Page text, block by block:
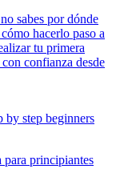
sabes por dónde
hacerlo paso a
tu primera
confianza desde
principiantes